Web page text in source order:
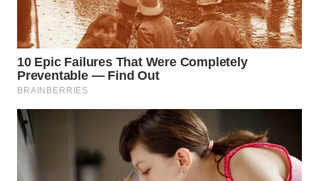
WN
LANGKAT
WN
TAPANULI
SELATAN
TANJUNG